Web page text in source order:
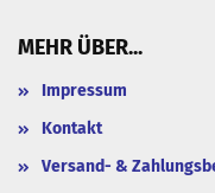
MEHR ÜBER...
Impressum
Kontakt
Versand- &